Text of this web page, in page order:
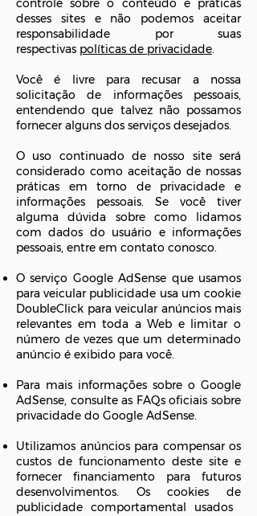
controle sobre o conteúdo e práticas
desses sites e não podemos aceitar
responsabilidade por suas
respectivas políticas de privacidade.
Você é livre para recusar a nossa
solicitação de informações pessoais,
entendendo que talvez não possamos
fornecer alguns dos serviços desejados.
O uso continuado de nosso site será
considerado como aceitação de nossas
práticas em torno de privacidade e
informações pessoais. Se você tiver
alguma dúvida sobre como lidamos
com dados do usuário e informações
pessoais, entre em contato conosco.
O serviço Google AdSense que usamos
para veicular publicidade usa um cookie
DoubleClick para veicular anúncios mais
relevantes em toda a Web e limitar o
número de vezes que um determinado
anúncio é exibido para você.
Para mais informações sobre o Google
AdSense, consulte as FAQs oficiais sobre
privacidade do Google AdSense.
Utilizamos anúncios para compensar os
custos de funcionamento deste site e
fornecer financiamento para futuros
desenvolvimentos. Os cookies de
publicidade comportamental usados ​​